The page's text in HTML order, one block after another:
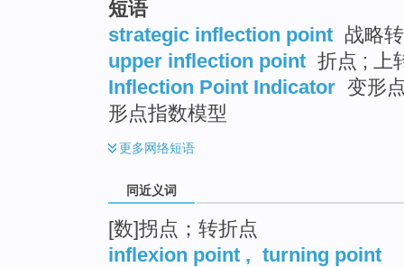
短语
strategic inflection point 战略
upper inflection point 折点 ; 上
Inflection Point Indicator 变形
形点指数模型
更多网络短语
同近义词
[数]拐点；转折点
inflexion point , turning point